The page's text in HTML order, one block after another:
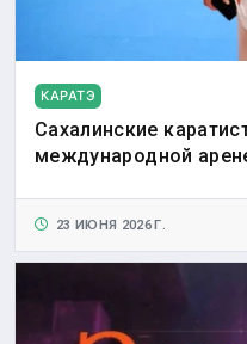
КАРАТЭ
Сахалинские
международной
23 ИЮНЯ 2026 Г.